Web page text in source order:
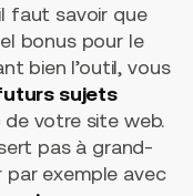
faut savoir que
bonus pour le
bien l’outil, vous
sujets
de votre site web.
pas à grand-
par exemple avec